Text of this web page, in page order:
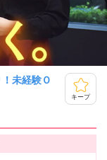
未経験Ｏ
キープ